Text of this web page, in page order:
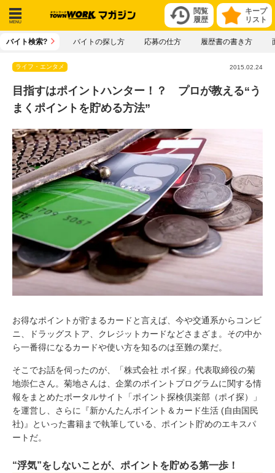
キープ
リスト
閲覧
履歴
メニ
バイト検索? バイトの探し方 応募の仕方 履歴書の書き方
ライフ・エンタメ 2015.02.24
目指すはポイントハンター！？ プロが教える“う
まくポイントを貯める方法”
お得なポイントが貯まるカードと言えば、今や交通系からコンビ
ニ、ドラッグストア、クレジットカードなどさまざま。その中か
ら一番得になるカードや使い方を知るのは至難の業だ。
そこでお話を伺ったのが、「株式会社 ポイ探」代表取締役の菊
地崇仁さん。菊地さんは、企業のポイントプログラムに関する情
報をまとめたポータルサイト「ポイント探検倶楽部（ポイ探）」
を運営し、さらに『新かんたんポイント＆カード生活 (自由国民
社)』といった書籍まで執筆している、ポイント貯めのエキスパ
ートだ。
“浮気”をしないことが、ポイントを貯める第一歩！